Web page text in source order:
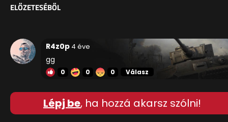
ELŐZETESÉBŐL
R4z0p 4 éve
gg
0 0 0 Válasz
Lépj be, ha hozzá akarsz szólni!